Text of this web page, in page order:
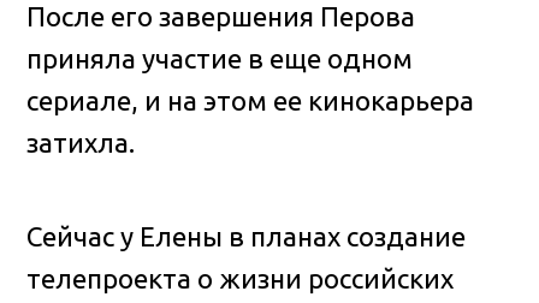
После его завершения Перова
приняла участие в еще одном
сериале, и на этом ее кинокарьера
затихла.
Сейчас у Елены в планах создание
телепроекта о жизни российских